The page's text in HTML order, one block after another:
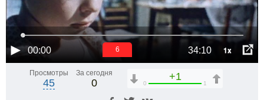
00:00 34:10 1x
6
Просмотры
45
За сегодня
0
+1
0 1